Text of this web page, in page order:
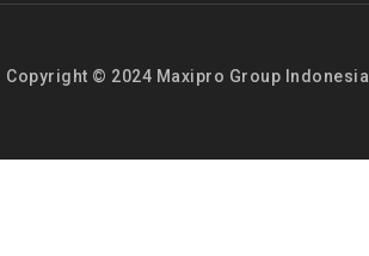
Copyright © 2024 Maxipro Group Indonesia